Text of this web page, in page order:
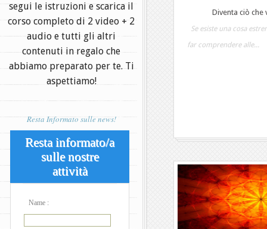
segui le istruzioni e scarica il
corso completo di 2 video + 2
audio e tutti gli altri
contenuti in regalo che
abbiamo preparato per te. Ti
aspettiamo!
Resta Informato sulle news!
Resta informato/a
sulle nostre
attività
Name :
Diventa ciò che
Se esiste una cosa
far comprendere alle...